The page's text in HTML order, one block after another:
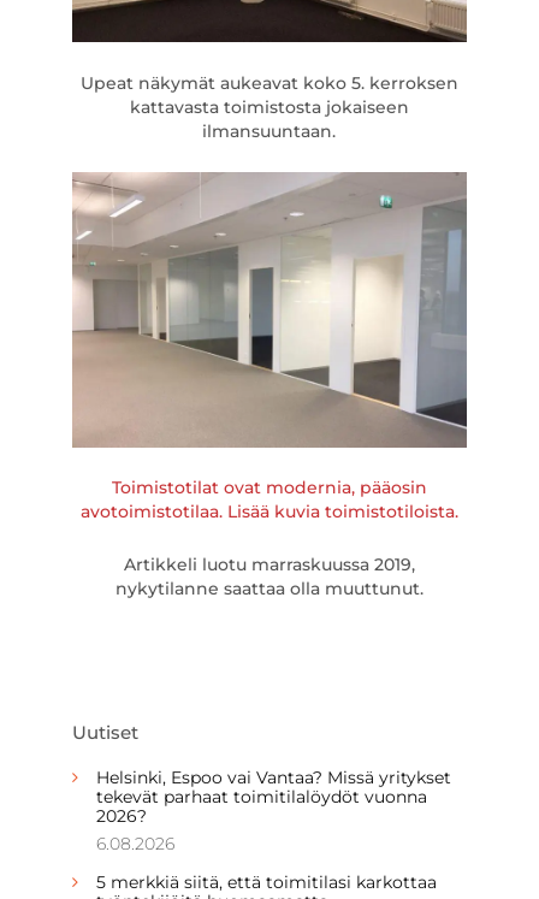
Upeat näkymät aukeavat koko 5. kerroksen
kattavasta toimistosta jokaiseen
ilmansuuntaan.
Toimistotilat ovat modernia, pääosin
avotoimistotilaa. Lisää kuvia toimistotiloista.
Artikkeli luotu marraskuussa 2019,
nykytilanne saattaa olla muuttunut.
Uutiset
Helsinki, Espoo vai Vantaa? Missä yritykset
tekevät parhaat toimitilalöydöt vuonna
2026?
6.08.2026
5 merkkiä siitä, että toimitilasi karkottaa